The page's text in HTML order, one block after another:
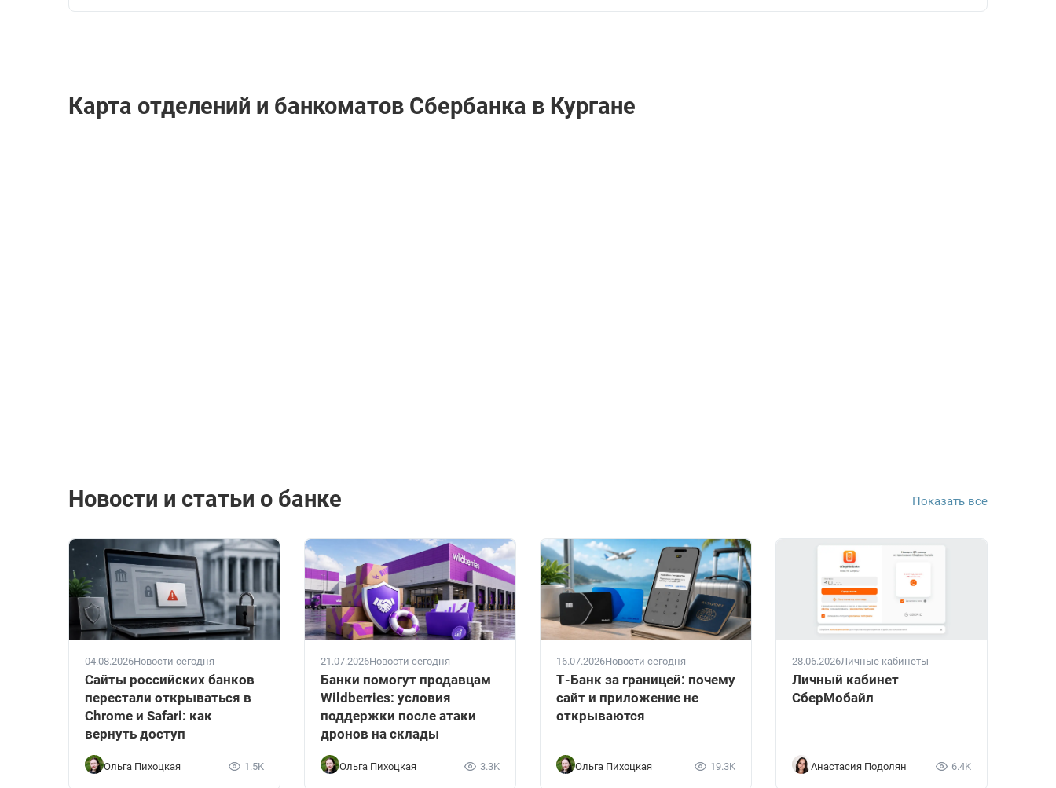
Карта отделений и банкоматов Сбербанкa в Кургане
Новости и статьи о банке Показать все
04.08.2026Новости сегодня
Сайты российских банков
перестали открываться в
Chrome и Safari: как
вернуть доступ
Ольга Пихоцкая 1.5K
21.07.2026Новости сегодня
Банки помогут продавцам
Wildberries: условия
поддержки после атаки
дронов на склады
Ольга Пихоцкая 3.3K
16.07.2026Новости сегодня
Т-Банк за границей: почему
сайт и приложение не
открываются
Ольга Пихоцкая 19.3K
28.06.2026Личные кабинеты
Личный кабинет
СберМобайл
Анастасия Подолян 6.4K